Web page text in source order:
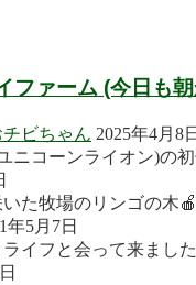
ファーム (今日も
ビちゃん 2025年4月8日
ニコーンライオン)の
た牧場のリンゴの木
年5月7日
イフと会って来まし